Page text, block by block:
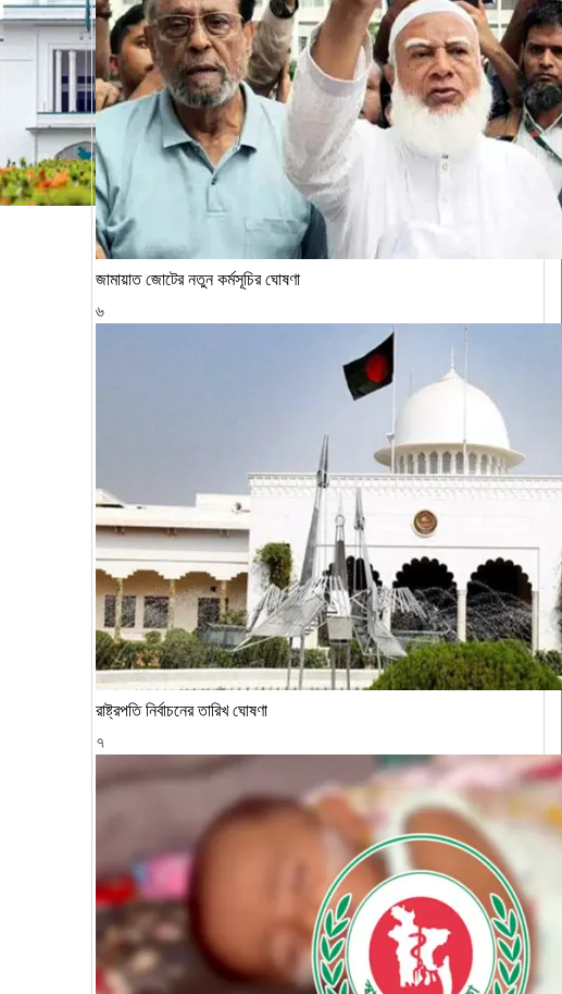
জামায়াত জোটের নতুন কর্মসূচির ঘোষণা
৬
রাষ্ট্রপতি নির্বাচনের তারিখ ঘোষণা
৭